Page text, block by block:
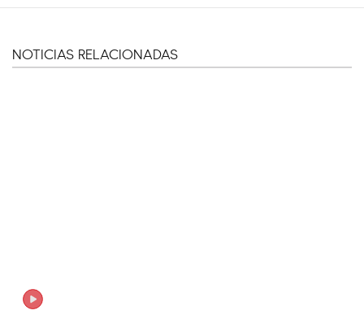
NOTICIAS RELACIONADAS